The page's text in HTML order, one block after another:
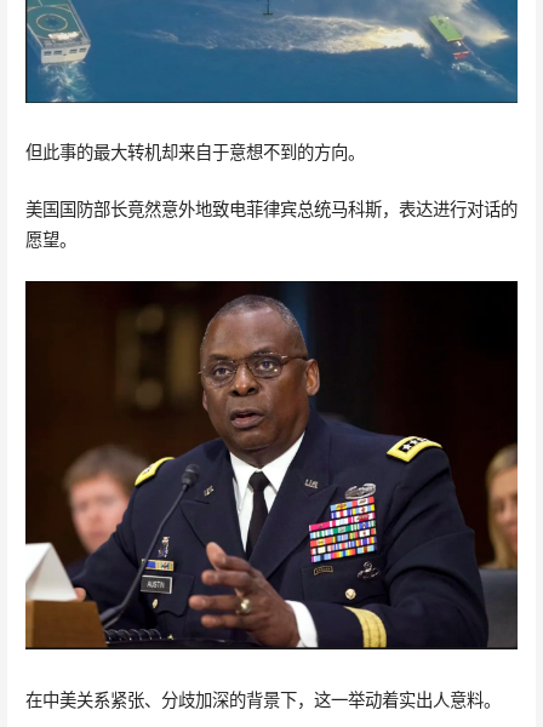
但此事的最大转机却来自于意想不到的方向。
美国国防部长竟然意外地致电菲律宾总统马科斯，表达进行对话的
愿望。
在中美关系紧张、分歧加深的背景下，这一举动着实出人意料。